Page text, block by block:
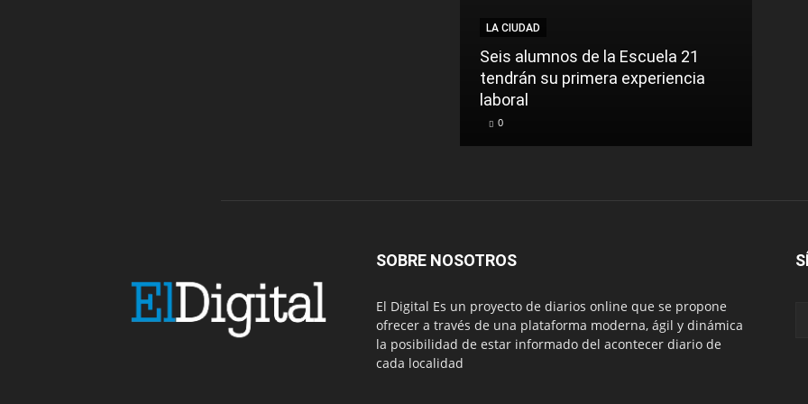
LA CIUDAD
Seis alumnos de la Escuela 21
tendrán su primera experiencia
laboral
0
SOBRE NOSOTROS
El Digital Es un proyecto de diarios online que se propone
ofrecer a través de una plataforma moderna, ágil y dinámica
la posibilidad de estar informado del acontecer diario de
cada localidad